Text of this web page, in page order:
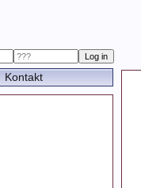
Kontakt